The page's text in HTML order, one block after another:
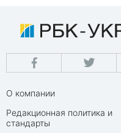
О компании
Редакционная политика и
стандарты